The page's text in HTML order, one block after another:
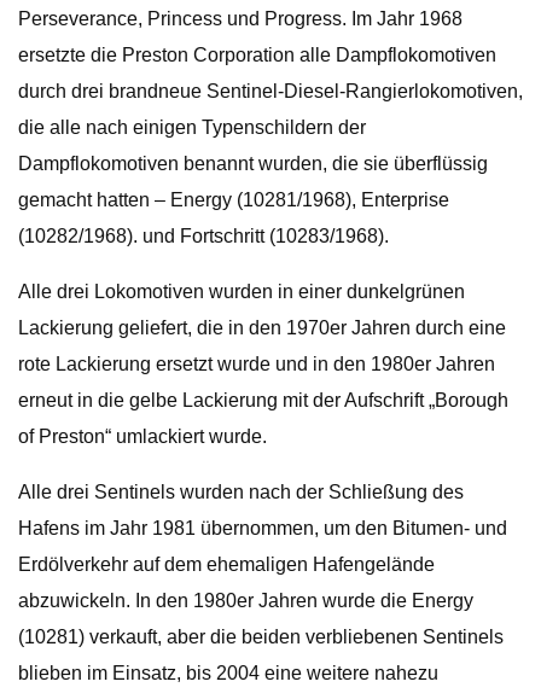
Perseverance, Princess und Progress. Im Jahr 1968
ersetzte die Preston Corporation alle Dampflokomotiven
durch drei brandneue Sentinel-Diesel-Rangierlokomotiven,
die alle nach einigen Typenschildern der
Dampflokomotiven benannt wurden, die sie überflüssig
gemacht hatten – Energy (10281/1968), Enterprise
(10282/1968). und Fortschritt (10283/1968).
Alle drei Lokomotiven wurden in einer dunkelgrünen
Lackierung geliefert, die in den 1970er Jahren durch eine
rote Lackierung ersetzt wurde und in den 1980er Jahren
erneut in die gelbe Lackierung mit der Aufschrift „Borough
of Preston“ umlackiert wurde.
Alle drei Sentinels wurden nach der Schließung des
Hafens im Jahr 1981 übernommen, um den Bitumen- und
Erdölverkehr auf dem ehemaligen Hafengelände
abzuwickeln. In den 1980er Jahren wurde die Energy
(10281) verkauft, aber die beiden verbliebenen Sentinels
blieben im Einsatz, bis 2004 eine weitere nahezu